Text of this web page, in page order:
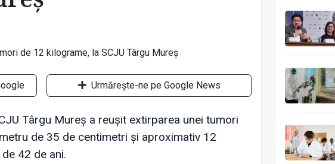
Urmărește-ne pe Google News
Târgu Mureş a reuşit extirparea unei tumori
de 35 de centimetri şi aproximativ 12
42 de ani.